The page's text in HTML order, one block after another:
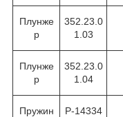
Плунже
р
352.23.0
1.03
Плунже
р
352.23.0
1.04
Пружин
Р-14334